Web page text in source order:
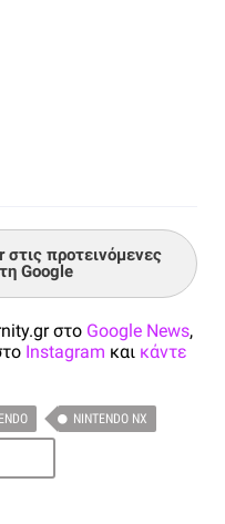
προτεινόμενες
Google
στο Google News,
Instagram και κάντε
NINTENDO NX